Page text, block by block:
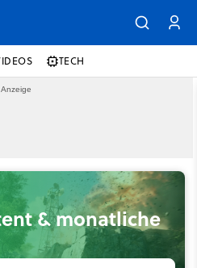
TECH
& monatliche